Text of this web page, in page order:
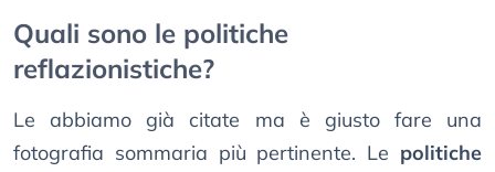
Quali sono le politiche
reflazionistiche?
Le abbiamo già citate ma è giusto fare una
fotografia sommaria più pertinente. Le politiche